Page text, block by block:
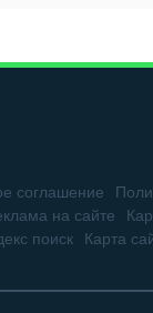
соглашение
на сайте
поиск Карта